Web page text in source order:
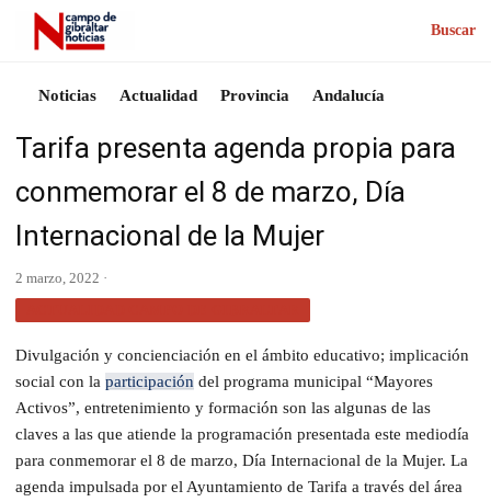
Buscar
Noticias Actualidad Provincia Andalucía
Tarifa presenta agenda propia para
conmemorar el 8 de marzo, Día
Internacional de la Mujer
2 marzo, 2022 ·
Divulgación y concienciación en el ámbito educativo; implicación
social con la participación del programa municipal “Mayores
Activos”, entretenimiento y formación son las algunas de las
claves a las que atiende la programación presentada este mediodía
para conmemorar el 8 de marzo, Día Internacional de la Mujer. La
agenda impulsada por el Ayuntamiento de Tarifa a través del área